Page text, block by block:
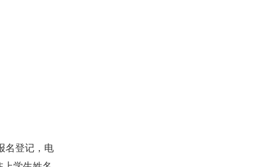
名登记，电